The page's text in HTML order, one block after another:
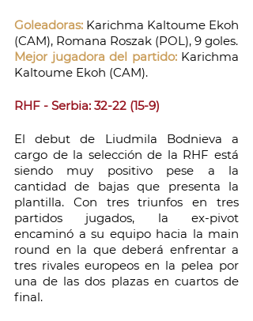
Goleadoras: Karichma Kaltoume Ekoh
(CAM), Romana Roszak (POL), 9 goles.
Mejor jugadora del partido: Karichma
Kaltoume Ekoh (CAM).
RHF - Serbia: 32-22 (15-9)
El debut de Liudmila Bodnieva a
cargo de la selección de la RHF está
siendo muy positivo pese a la
cantidad de bajas que presenta la
plantilla. Con tres triunfos en tres
partidos jugados, la ex-pivot
encaminó a su equipo hacia la main
round en la que deberá enfrentar a
tres rivales europeos en la pelea por
una de las dos plazas en cuartos de
final.